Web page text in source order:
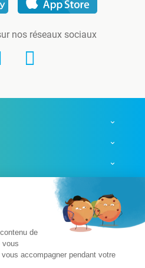
nos réseaux sociaux
légales